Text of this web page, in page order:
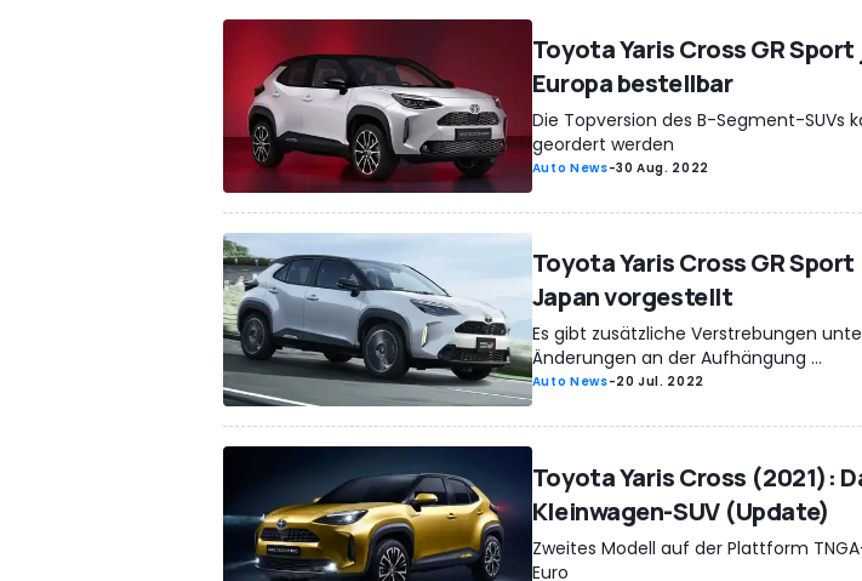
Toyota Yaris Cross GR
Europa bestellbar
Die Topversion des B-Segment-SUVs
geordert werden
Auto News-30 Aug. 2022
Toyota Yaris Cross GR
Japan vorgestellt
Es gibt zusätzliche Verstrebungen
Änderungen an der Aufhängung ...
Auto News-20 Jul. 2022
Toyota Yaris Cross (2021):
Kleinwagen-SUV (Update)
Zweites Modell auf der Plattform
Euro